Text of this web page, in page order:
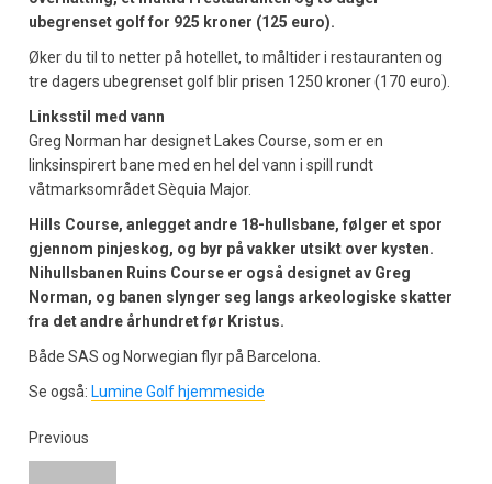
ubegrenset golf for 925 kroner (125 euro).
Øker du til to netter på hotellet, to måltider i restauranten og
tre dagers ubegrenset golf blir prisen 1250 kroner (170 euro).
Linksstil med vann
Greg Norman har designet Lakes Course, som er en
linksinspirert bane med en hel del vann i spill rundt
våtmarksområdet Sèquia Major.
Hills Course, anlegget andre 18-hullsbane, følger et spor
gjennom pinjeskog, og byr på vakker utsikt over kysten.
Nihullsbanen Ruins Course er også designet av Greg
Norman, og banen slynger seg langs arkeologiske skatter
fra det andre århundret før Kristus.
Både SAS og Norwegian flyr på Barcelona.
Se også: Lumine Golf hjemmeside
Previous